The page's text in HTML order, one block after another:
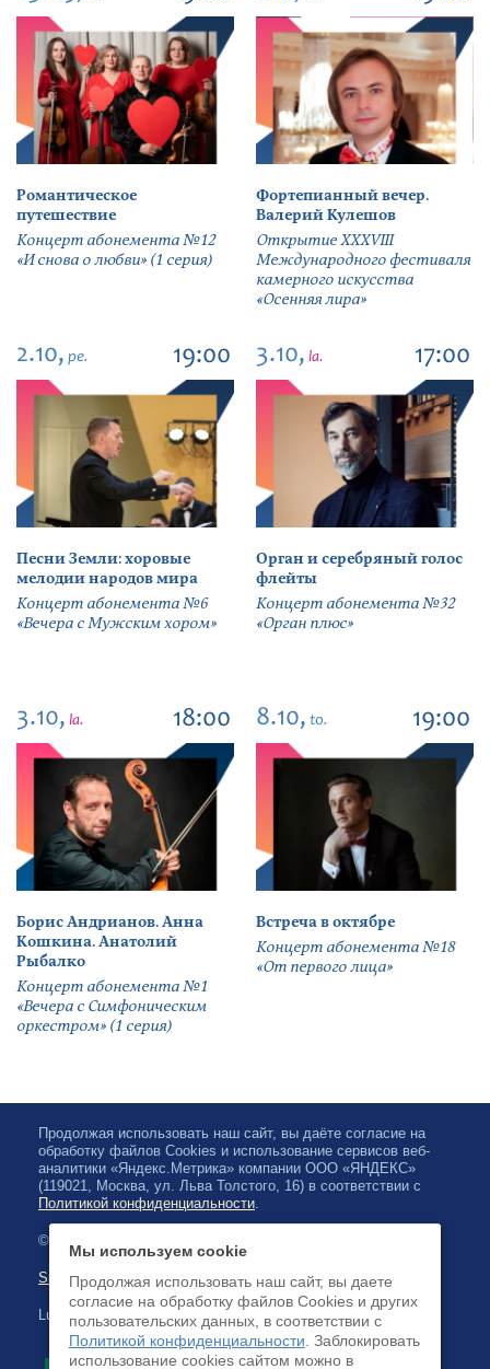
Романтическое
путешествие
Концерт абонемента №12
«И снова о любви» (1 серия)
Фортепианный вечер.
Валерий Кулешов
Открытие ХХХVIII
Международного фестиваля
камерного искусства
«Осенняя лира»
2.10, pe. 19:00
Песни Земли: хоровые
мелодии народов мира
Концерт абонемента №6
«Вечера с Мужским хором»
3.10, la. 17:00
Орган и серебряный голос
флейты
Концерт абонемента №32
«Орган плюс»
3.10, la. 18:00
Борис Андрианов. Анна
Кошкина. Анатолий
Рыбалко
Концерт абонемента №1
«Вечера с Симфоническим
оркестром» (1 серия)
8.10, to. 19:00
Встреча в октябре
Концерт абонемента №18
«От первого лица»
Продолжая использовать наш сайт, вы даёте согласие на
обработку файлов Cookies и использование сервисов веб-
аналитики «Яндекс.Метрика» компании ООО «ЯНДЕКС»
(119021, Москва, ул. Льва Толстого, 16) в соответствии с
Политикой конфиденциальности.
© 2026, Karjalan valtionfilharmonia
Sivuston kartta
Luottokortilla maksaminen on saatavilla
Мы используем cookie
Продолжая использовать наш сайт, вы даете
согласие на обработку файлов Cookies и других
пользовательских данных, в соответствии с
Политикой конфиденциальности . Заблокировать
использование cookies сайтом можно в